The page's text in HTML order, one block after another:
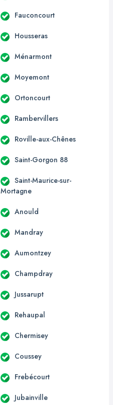
Fauconcourt
Housseras
Ménarmont
Moyemont
Ortoncourt
Rambervillers
Roville-aux-Chênes
Saint-Gorgon 88
Saint-Maurice-sur-
Mortagne
Anould
Mandray
Aumontzey
Champdray
Jussarupt
Rehaupal
Chermisey
Coussey
Frebécourt
Jubainville